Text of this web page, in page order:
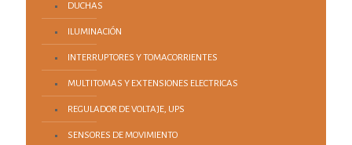
DUCHAS
ILUMINACIÓN
INTERRUPTORES Y TOMACORRIENTES
MULTITOMAS Y EXTENSIONES ELECTRICAS
REGULADOR DE VOLTAJE, UPS
SENSORES DE MOVIMIENTO